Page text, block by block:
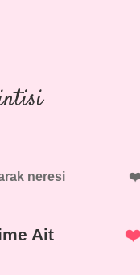
neresi
Ait